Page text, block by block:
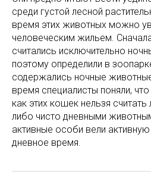
среди густой лесной
время этих животных можно
человеческим жильем.
считались исключительно
поэтому определили в
содержались ночные
время специалисты поняли,
как этих кошек нельзя
либо чисто дневными
активные особи вели
дневное время.